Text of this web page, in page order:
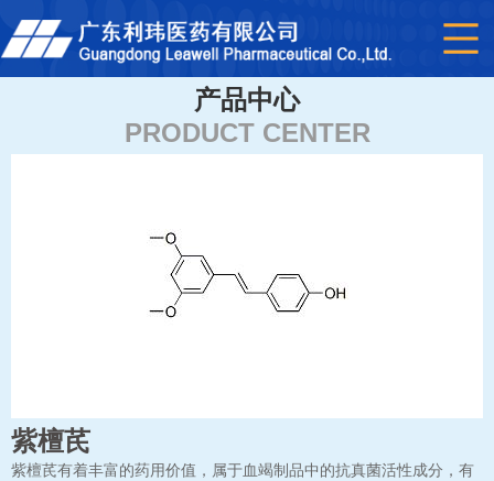
产品中心
PRODUCT CENTER
紫檀芪
紫檀芪有着丰富的药用价值，属于血竭制品中的抗真菌活性成分，有